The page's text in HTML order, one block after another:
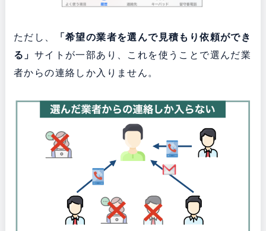
ただし、
「希望の業者を選んで見積もり依頼ができ
る」 サイトが一部あり、これを使うことで選んだ業
者からの連絡しか入りません。